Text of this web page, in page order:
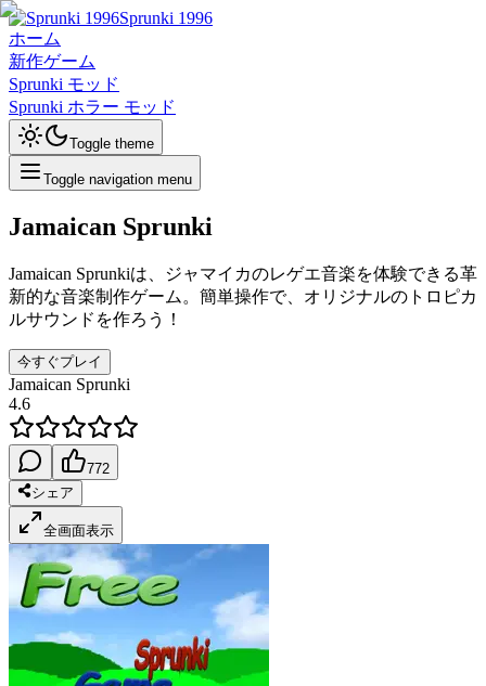
Sprunki 1996
ホーム
新作ゲーム
Sprunki モッド
Sprunki ホラー モッド
Toggle theme
Toggle navigation menu
Jamaican Sprunki
Jamaican Sprunkiは、ジャマイカのレゲエ音楽を体験できる革
新的な音楽制作ゲーム。簡単操作で、オリジナルのトロピカ
ルサウンドを作ろう！
今すぐプレイ
Jamaican Sprunki
4.6
772
シェア
全画面表示